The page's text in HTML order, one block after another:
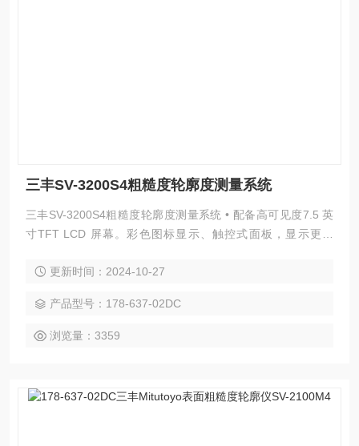
三丰SV-3200S4粗糙度轮廓度测量系统
三丰SV-3200S4粗糙度轮廓度测量系统 • 配备高可见度7.5 英
寸TFT LCD 屏幕。彩色图标显示、触控式面板，显示更清
纵杆，轻松、快速地定位。小孔内侧的测量，需要对微小测头
更新时间：2024-10-27
产品型号：178-637-02DC
浏览量：3359